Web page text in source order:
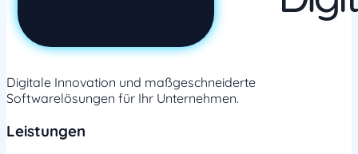
Digitale Innovation und maßgeschneiderte
Softwarelösungen für Ihr Unternehmen.
Leistungen